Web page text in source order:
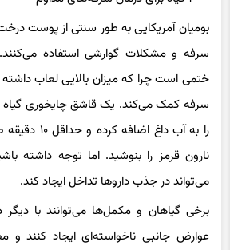
بومیان آمریکایی به طور سنتی از پوست
سرفه و مشکلات گوارشی استفاده
ختمی است چرا که میزان بالایی لعاب
سرفه کمک می‌کند. یک قاشق چایخوری
را به آب داغ
نارون قرمز را بنوشید. اما توجه داشته
می‌تواند در جذب داروها تداخل ایجاد کند.
برخی گیاهان و مکمل‌ها می‌توانند با دیگر
عوارض جانبی ناخواسته‌ای ایجاد کنند و